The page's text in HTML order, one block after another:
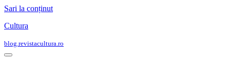
Sari la conținut
Cultura
blog.revistacultura.ro
Meniu